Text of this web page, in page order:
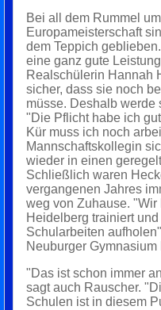
Bei all dem Rummel
Europameisterschaft
dem Teppich
eine ganz gute
Realschülerin Hannah
sicher, dass sie noch
müsse. Deshalb werde
"Die Pflicht habe ich
Kür muss ich noch
Mannschaftskollegin
wieder in einen
Schließlich waren
vergangenen Jahres
weg von Zuhause.
Heidelberg trainiert
Schularbeiten
Neuburger Gymnasium
"Das ist schon immer
sagt auch Rauscher.
Schulen ist in diesem